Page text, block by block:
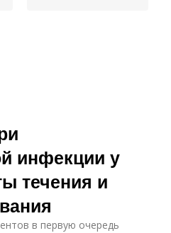
инфекции у
течения и
в первую очередь